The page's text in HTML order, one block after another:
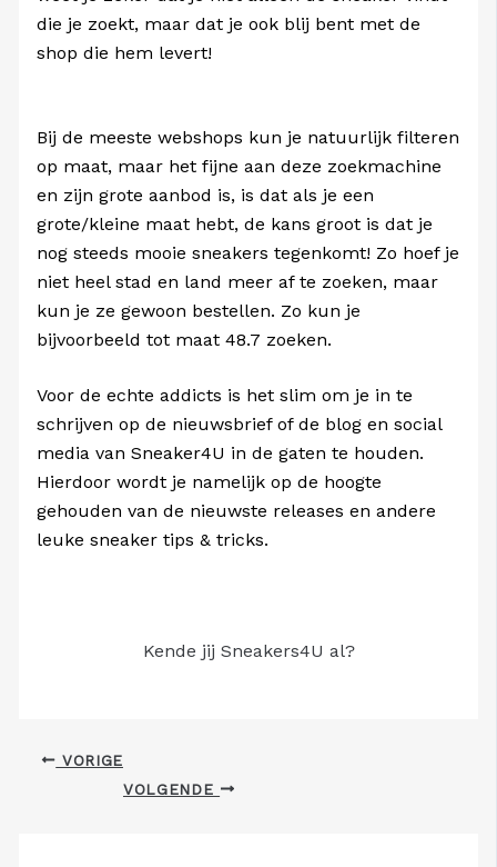
die je zoekt, maar dat je ook blij bent met de
shop die hem levert!
Bij de meeste webshops kun je natuurlijk filteren
op maat, maar het fijne aan deze zoekmachine
en zijn grote aanbod is, is dat als je een
grote/kleine maat hebt, de kans groot is dat je
nog steeds mooie sneakers tegenkomt! Zo hoef je
niet heel stad en land meer af te zoeken, maar
kun je ze gewoon bestellen. Zo kun je
bijvoorbeeld tot maat 48.7 zoeken.
Voor de echte addicts is het slim om je in te
schrijven op de nieuwsbrief of de blog en social
media van Sneaker4U in de gaten te houden.
Hierdoor wordt je namelijk op de hoogte
gehouden van de nieuwste releases en andere
leuke sneaker tips & tricks.
Kende jij Sneakers4U al?
VORIGE
VOLGENDE